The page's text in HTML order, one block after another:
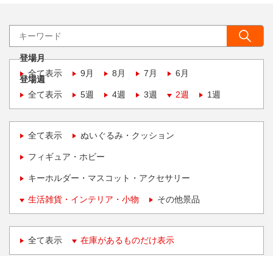
登場月
全て表示
9月 8月 7月 6月
登場週
全て表示
5週 4週 3週 2週 1週
全て表示 ぬいぐるみ・クッション
フィギュア・ホビー
キーホルダー・マスコット・アクセサリー
生活雑貨・インテリア・小物 その他景品
全て表示 在庫があるものだけ表示